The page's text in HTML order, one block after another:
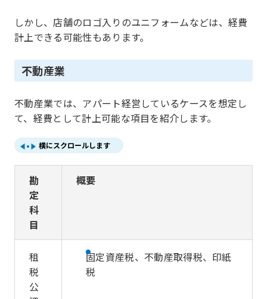
しかし、店舗のロゴ入りのユニフォームなどは、経費
計上できる可能性もあります。
不動産業
不動産業では、アパート経営しているケースを想定し
て、経費として計上可能な項目を紹介します。
横にスクロールします
勘
定
科
目
概要
租
税
公
固定資産税、不動産取得税、印紙
税